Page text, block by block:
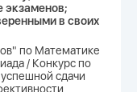
экзаменов;
в своих
по Математике
/ Конкурс по
сдачи